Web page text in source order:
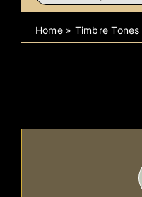
for:
Home» Timbre Tones